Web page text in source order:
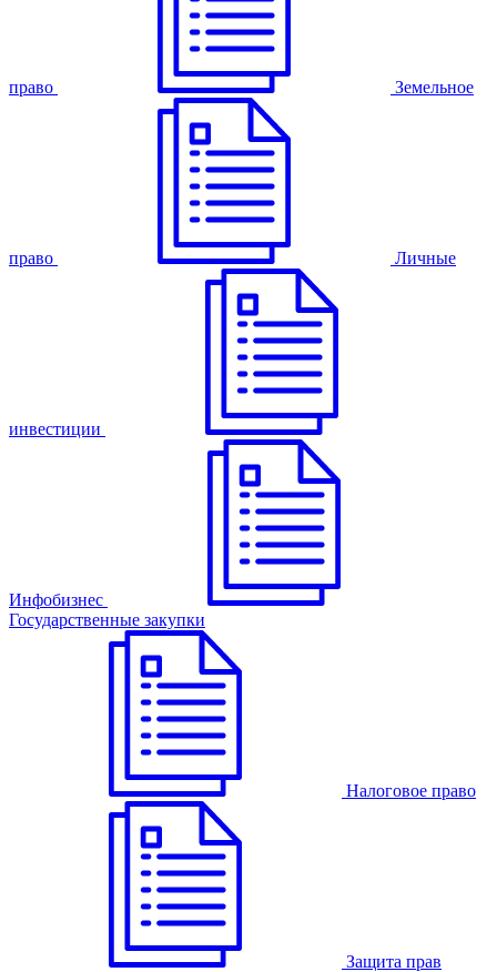
право Земельное
право Личные
инвестиции
Инфобизнес
Государственные закупки
Налоговое право
Защита прав